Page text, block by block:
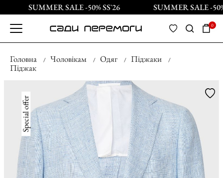
SUMMER SALE -50% SS`26 SUMMER SALE -50%
0
Головна Чоловікам Одяг
Піджаки
Піджак
Special offer